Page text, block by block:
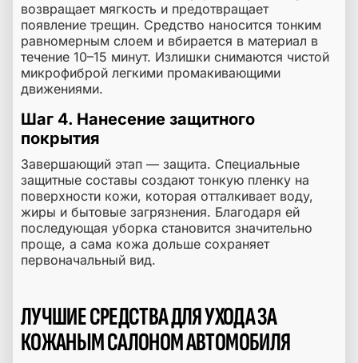
возвращает мягкость и предотвращает
появление трещин. Средство наносится тонким
равномерным слоем и вбирается в материал в
течение 10–15 минут. Излишки снимаются чистой
микрофиброй легкими промакивающими
движениями.
Шаг 4. Нанесение защитного
покрытия
Завершающий этап — защита. Специальные
защитные составы создают тонкую пленку на
поверхности кожи, которая отталкивает воду,
жиры и бытовые загрязнения. Благодаря ей
последующая уборка становится значительно
проще, а сама кожа дольше сохраняет
первоначальный вид.
ЛУЧШИЕ СРЕДСТВА ДЛЯ УХОДА ЗА
КОЖАНЫМ САЛОНОМ АВТОМОБИЛЯ